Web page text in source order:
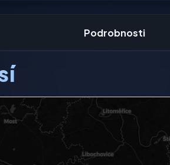
Podrobnosti